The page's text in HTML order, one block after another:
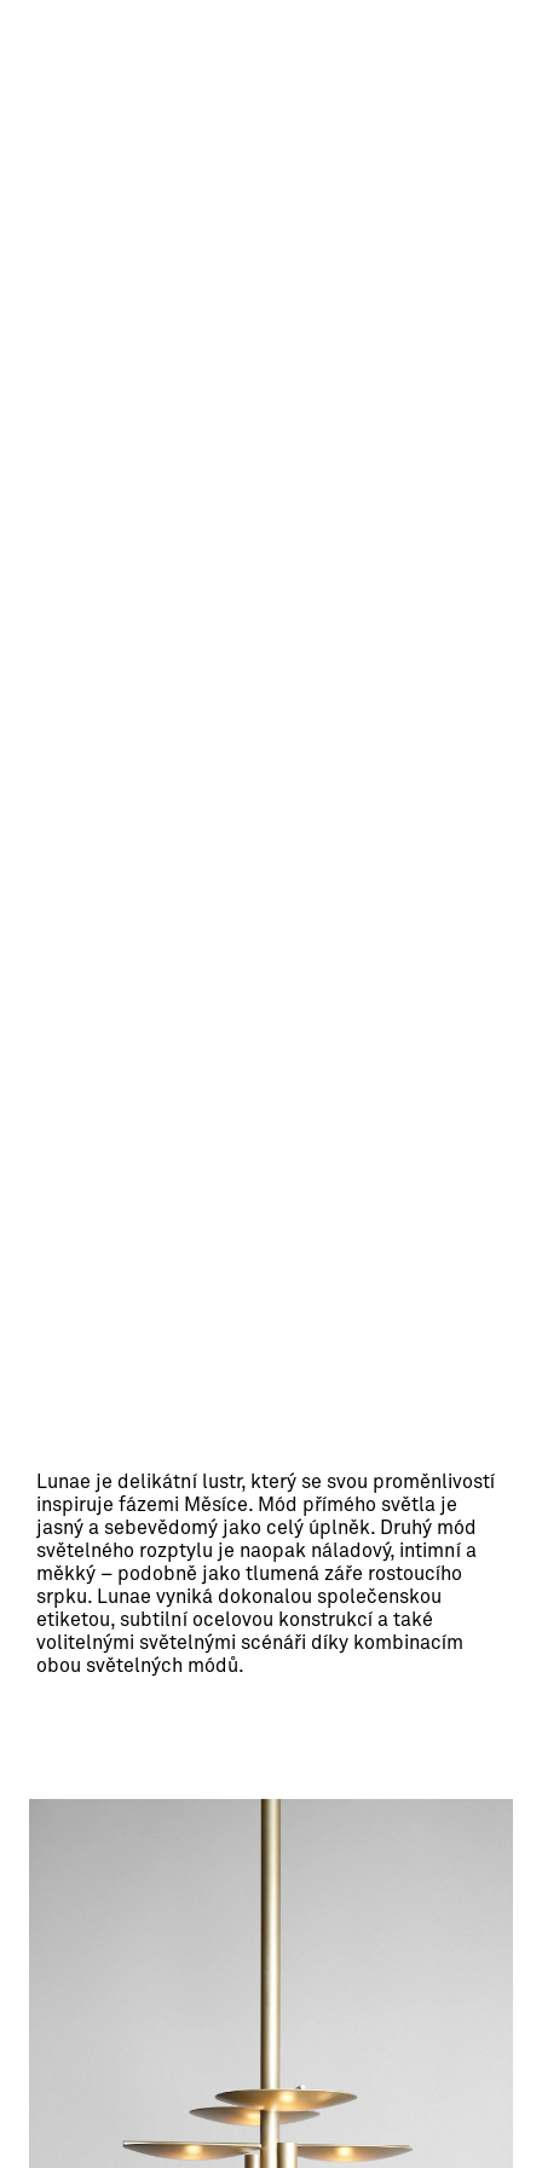
Lunae je delikátní lustr, který se svou proměnlivostí
inspiruje fázemi Měsíce. Mód přímého světla je
jasný a sebevědomý jako celý úplněk. Druhý mód
světelného rozptylu je naopak náladový, intimní a
měkký – podobně jako tlumená záře rostoucího
srpku. Lunae vyniká dokonalou společenskou
etiketou, subtilní ocelovou konstrukcí a také
volitelnými světelnými scénáři díky kombinacím
obou světelných módů.